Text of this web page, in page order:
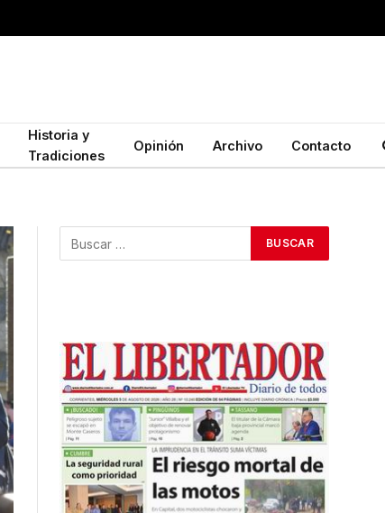
Historia y
Tradiciones
Opinión Archivo Contacto